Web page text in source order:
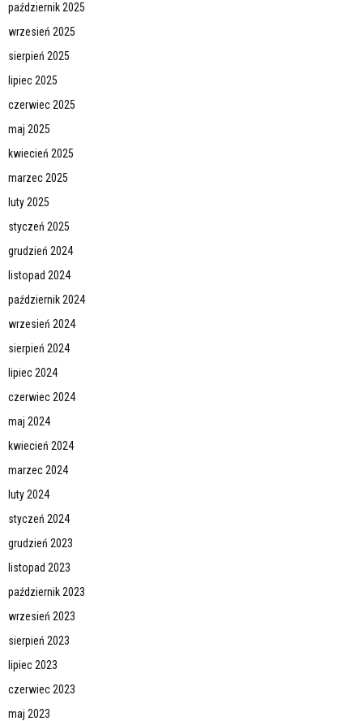
październik 2025
wrzesień 2025
sierpień 2025
lipiec 2025
czerwiec 2025
maj 2025
kwiecień 2025
marzec 2025
luty 2025
styczeń 2025
grudzień 2024
listopad 2024
październik 2024
wrzesień 2024
sierpień 2024
lipiec 2024
czerwiec 2024
maj 2024
kwiecień 2024
marzec 2024
luty 2024
styczeń 2024
grudzień 2023
listopad 2023
październik 2023
wrzesień 2023
sierpień 2023
lipiec 2023
czerwiec 2023
maj 2023